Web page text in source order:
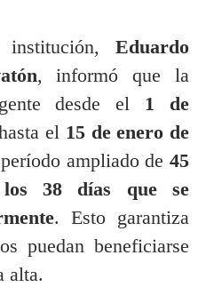
Eduardo
, informó que la
desde el 1 de
el 15 de enero de
ampliado de45
38 días que se
. Esto garantiza
puedan beneficiarse
alta.